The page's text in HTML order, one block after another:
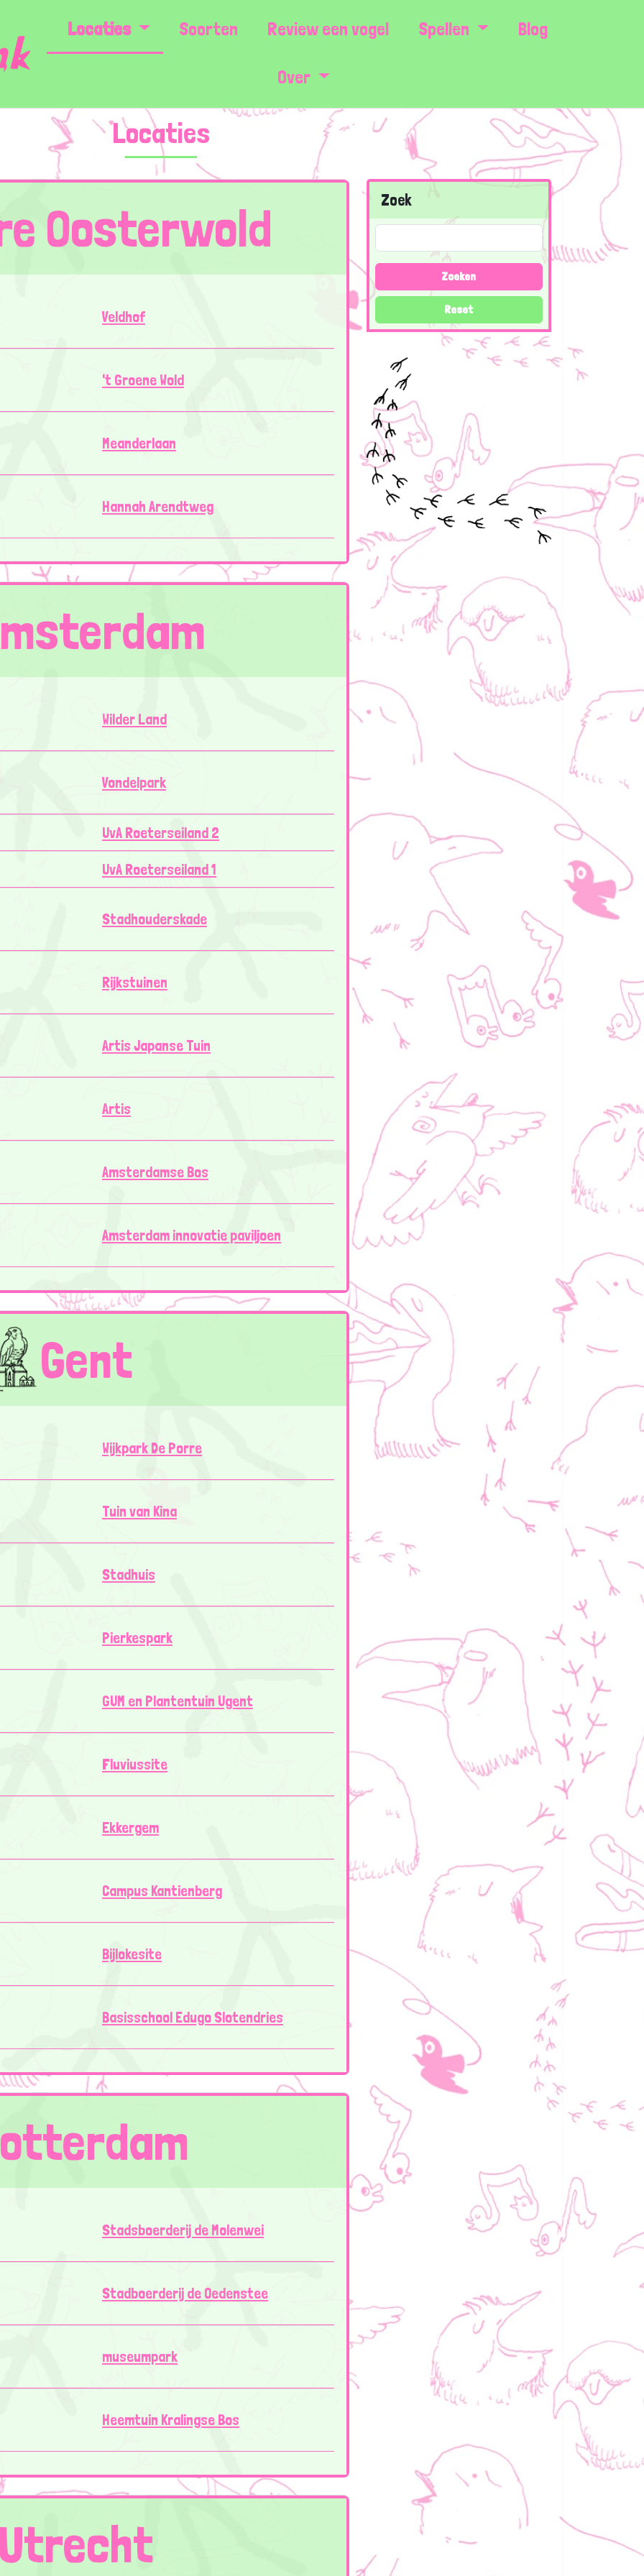
Locaties Soorten Review een vogel Spellen Blog
Over
Locaties
Oosterwold
Veldhof
't Groene Wold
Meanderlaan
Hannah Arendtweg
Wilder Land
Vondelpark
UvA Roeterseiland 2
UvA Roeterseiland 1
Stadhouderskade
Rijkstuinen
Artis Japanse Tuin
Artis
Amsterdamse Bos
Amsterdam innovatie paviljoen
Gent
Wijkpark De Porre
Tuin van Kina
Stadhuis
Pierkespark
GUM en Plantentuin Ugent
Fluviussite
Ekkergem
Campus Kantienberg
Bijlokesite
Basisschool Edugo Slotendries
Stadsboerderij de Molenwei
Stadboerderij de Oedenstee
museumpark
Heemtuin Kralingse Bos
Zoek
Zoeken
Reset